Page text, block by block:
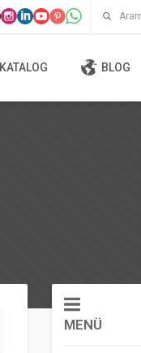
KATALOG BLOG
MENÜ